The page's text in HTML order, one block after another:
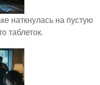
наткнулась на пустую
таблеток.